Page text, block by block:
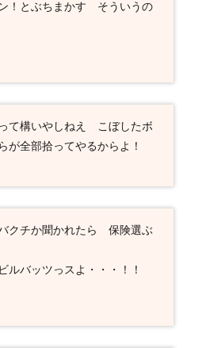
！とぶちまかす そういうの
て構いやしねえ こぼしたボ
全部拾ってやるからよ！
クチか聞かれたら 保険選ぶ
ルバッツっスよ・・・！！